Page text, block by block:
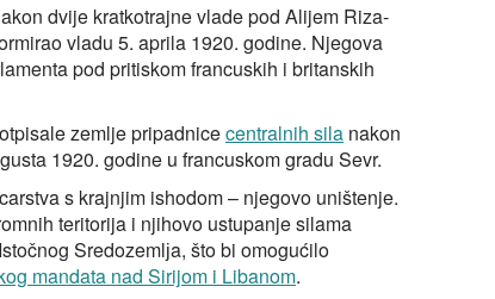
dvije kratkotrajne vlade pod Alijem Riza-
vladu 5. aprila 1920. godine. Njegova
pod pritiskom francuskih i britanskih
zemlje pripadnicecentralnih sila nakon
1920. godine u francuskom gradu Sevr.
s krajnjim ishodom – njegovo uništenje.
teritorija i njihovo ustupanje silama
Sredozemlјa, što bi omogućilo
mandata nad Sirijom i Libanom.